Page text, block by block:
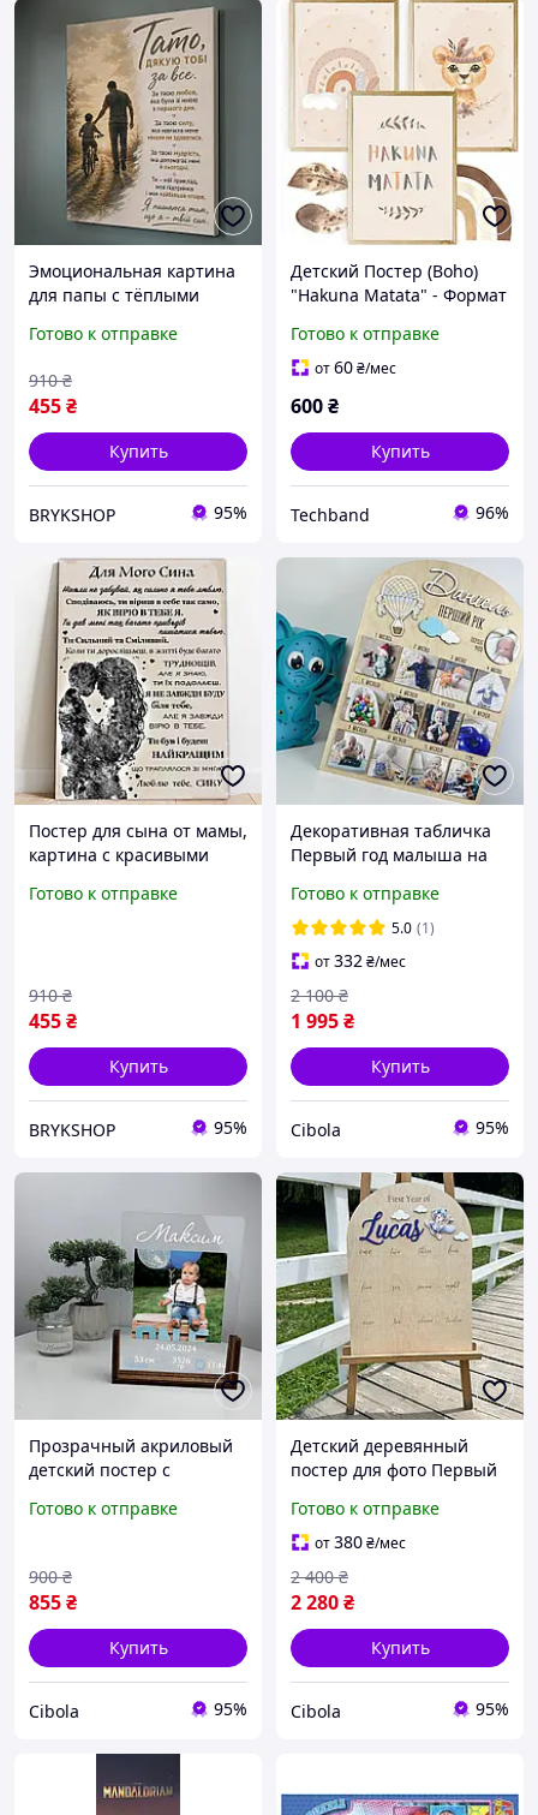
Эмоциональная картина
для папы с тёплыми
подарок от сына отцу на
постер на холсте
Готово к отправке
455₴
910 ₴
Купить
BRYKSHOP 95%
Детский Постер (Boho)
"Hakuna Matata" - Формат
Готово к отправке
от60₴/мес
600₴
Купить
Techband 96%
Постер для сына от мамы,
картина с красивыми
холсте с принтом
Готово к отправке
455₴
910 ₴
Купить
BRYKSHOP 95%
Декоративная табличка
Первый год малыша на
с фото ребенка первого
года детский постер (KI-
0110_7A)
Готово к отправке
5.0 (1)
от332₴/мес
1 995₴
2 100 ₴
Купить
Cibola 95%
Прозрачный акриловый
детский постер с
именная табличка с фото
Готово к отправке
855₴
900 ₴
Купить
Cibola 95%
Детский деревянный
постер для фото Первый
именная табличка из
дерева под фото ребенка
(KI-0156_7A)
Готово к отправке
от380₴/мес
2 280₴
2 400 ₴
Купить
Cibola 95%